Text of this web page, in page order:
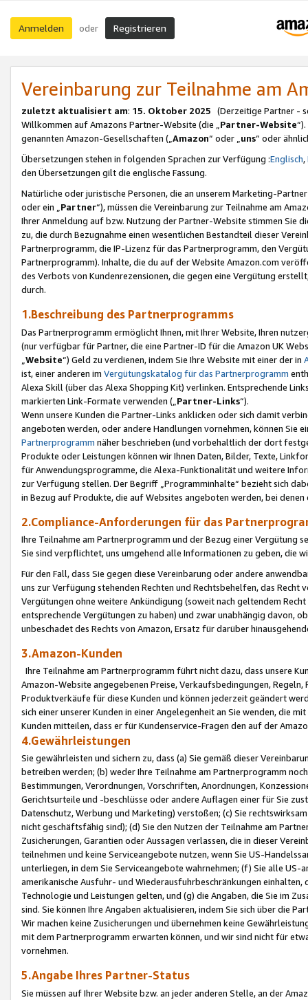
Anmelden oder Registrieren
Vereinbarung zur Teilnahme am
zuletzt aktualisiert am: 15. Oktober 2025 (Derzeitige Partner -
Willkommen auf Amazons Partner-Website (die „Partner-Website
genannten Amazon-Gesellschaften („Amazon“ oder „uns“ oder
Übersetzungen stehen in folgenden Sprachen zur Verfügung :Englisch,
den Übersetzungen gilt die englische Fassung.
Natürliche oder juristische Personen, die an unserem Marketing-
oder ein „Partner“), müssen die Vereinbarung zur Teilnahme am
Ihrer Anmeldung auf bzw. Nutzung der Partner-Website stimmen Sie
zu, die durch Bezugnahme einen wesentlichen Bestandteil dieser
Partnerprogramm, die IP-Lizenz für das Partnerprogramm, den
Partnerprogramm). Inhalte, die du auf der Website Amazon.com
des Verbots von Kundenrezensionen, die gegen eine Vergütung
durch.
1.Beschreibung des Partnerprogramms
Das Partnerprogramm ermöglicht Ihnen, mit Ihrer Website, Ihren
(nur verfügbar für Partner, die eine Partner-ID für die Amazon UK
Website“) Geld zu verdienen, indem Sie Ihre Website mit einer der in
ist, einer anderen im Vergütungskatalog für das Partnerprogramm
Alexa Skill (über das Alexa Shopping Kit) verlinken. Entsprechende
markierten Link-Formate verwenden („ Partner-Links“).
Wenn unsere Kunden die Partner-Links anklicken oder sich damit
angeboten werden, oder andere Handlungen vornehmen, können Sie
Partnerprogramm näher beschrieben (und vorbehaltlich der dort
Produkte oder Leistungen können wir Ihnen Daten, Bilder, Texte,
für Anwendungsprogramme, die Alexa-Funktionalität und weitere
zur Verfügung stellen. Der Begriff „Programminhalte“ bezieht sich
in Bezug auf Produkte, die auf Websites angeboten werden, bei
2.Compliance-Anforderungen für das
Ihre Teilnahme am Partnerprogramm und der Bezug einer Vergütung
Sie sind verpflichtet, uns umgehend alle Informationen zu geben, die
Für den Fall, dass Sie gegen diese Vereinbarung oder andere
uns zur Verfügung stehenden Rechten und Rechtsbehelfen, das
Vergütungen ohne weitere Ankündigung (soweit nach geltendem
entsprechende Vergütungen zu haben) und zwar unabhängig davon,
unbeschadet des Rechts von Amazon, Ersatz für darüber
3.Amazon-Kunden
Ihre Teilnahme am Partnerprogramm führt nicht dazu, dass unsere
Amazon-Website angegebenen Preise, Verkaufsbedingungen,
Produktverkäufe für diese Kunden und können jederzeit geändert
sich einer unserer Kunden in einer Angelegenheit an Sie wenden, die
Kunden mitteilen, dass er für Kundenservice-Fragen den auf der
4.Gewährleistungen
Sie gewährleisten und sichern zu, dass (a) Sie gemäß dieser
betreiben werden; (b) weder Ihre Teilnahme am Partnerprogramm
Bestimmungen, Verordnungen, Vorschriften, Anordnungen,
Gerichtsurteile und -beschlüsse oder andere Auflagen einer für Sie
Datenschutz, Werbung und Marketing) verstoßen; (c) Sie
nicht geschäftsfähig sind); (d) Sie den Nutzen der Teilnahme am
Zusicherungen, Garantien oder Aussagen verlassen, die in dieser
teilnehmen und keine Serviceangebote nutzen, wenn Sie US-
unterliegen, in dem Sie Serviceangebote wahrnehmen; (f) Sie alle
amerikanische Ausfuhr- und Wiederausfuhrbeschränkungen
Technologie und Leistungen gelten, und (g) die Angaben, die Sie im
sind. Sie können Ihre Angaben aktualisieren, indem Sie sich über die
Wir machen keine Zusicherungen und übernehmen keine
mit dem Partnerprogramm erwarten können, und wir sind nicht für
vornehmen.
5.Angabe Ihres Partner-Status
Sie müssen auf Ihrer Website bzw. an jeder anderen Stelle, an der